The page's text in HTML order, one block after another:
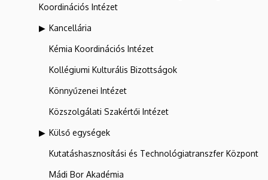
Koordinációs Intézet
Kancellária
Kémia Koordinációs Intézet
Kollégiumi Kulturális Bizottságok
Könnyűzenei Intézet
Közszolgálati Szakértői Intézet
Külső egységek
Kutatáshasznosítási és Technológiatranszfer Központ
Mádi Bor Akadémia